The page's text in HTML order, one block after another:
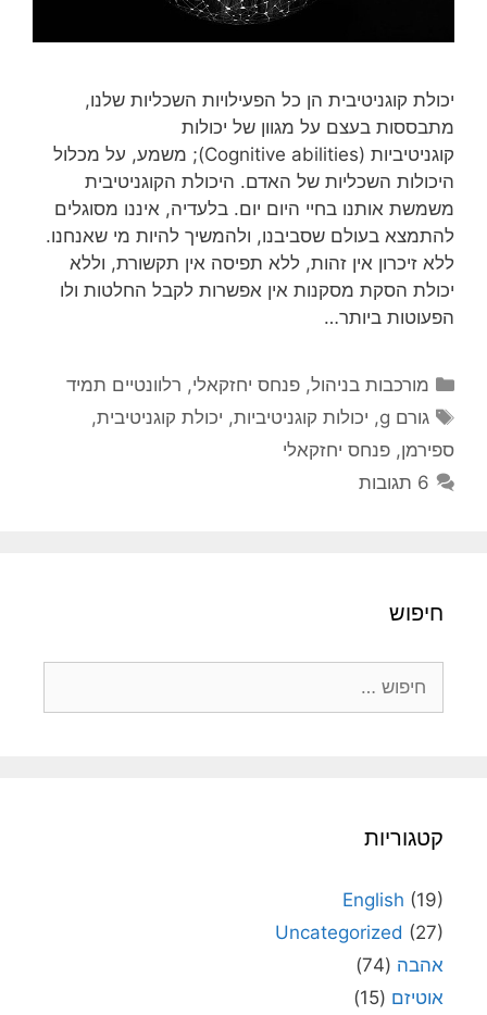
יכולת קוגניטיבית הן כל הפעילויות השכליות שלנו,
מתבססות בעצם על מגוון של יכולות
קוגניטיביות (Cognitive abilities); משמע, על מכלול
היכולות השכליות של האדם. היכולת הקוגניטיבית
משמשת אותנו בחיי היום יום. בלעדיה, איננו מסוגלים
להתמצא בעולם שסביבנו, ולהמשיך להיות מי שאנחנו.
ללא זיכרון אין זהות, ללא תפיסה אין תקשורת, וללא
יכולת הסקת מסקנות אין אפשרות לקבל החלטות ולו
הפעוטות ביותר…
קטגוריות
מורכבות בניהול,פנחס יחזקאלי, רלוונטיים תמיד
תגיות
גורם g , יכולות קוגניטיביות, יכולת קוגניטיבית,
ספירמן, פנחס יחזקאלי
6 תגובות
חיפוש
קטגוריות
English (19)
Uncategorized (27)
אהבה (74)
אוטיזם (15)